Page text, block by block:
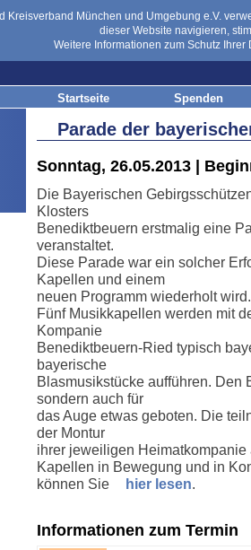
Kreisverband München und Umgebung e.V.
dieser Website navigieren,
Weitere Informationen zum Schutz
Startseite
Spenden
Parade der
Sonntag, 26.05.2013 |
Die Bayerischen
Klosters
Benediktbeuern erstmalig eine
veranstaltet.
Diese Parade war ein solcher
Kapellen und einem
neuen Programm wiederholt wird.
Fünf Musikkapellen werden mit
Kompanie
Benediktbeuern-Ried typisch
bayerische
Blasmusikstücke aufführen. Den
sondern auch für
das Auge etwas geboten. Die
der Montur
ihrer jeweiligen
Kapellen in Bewegung und in
können Sie
hier lesen.
Informationen zum Termin